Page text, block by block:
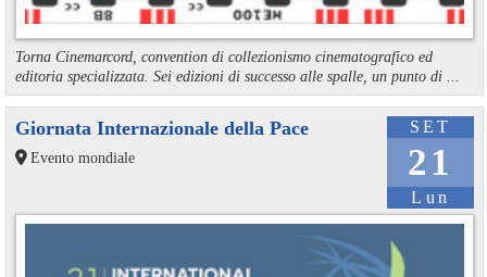
Torna Cinemarcord, convention di collezionismo cinematografico ed
editoria specializzata. Sei edizioni di successo alle spalle, un punto di ...
SET
21
Lun
Giornata Internazionale della Pace
Evento mondiale